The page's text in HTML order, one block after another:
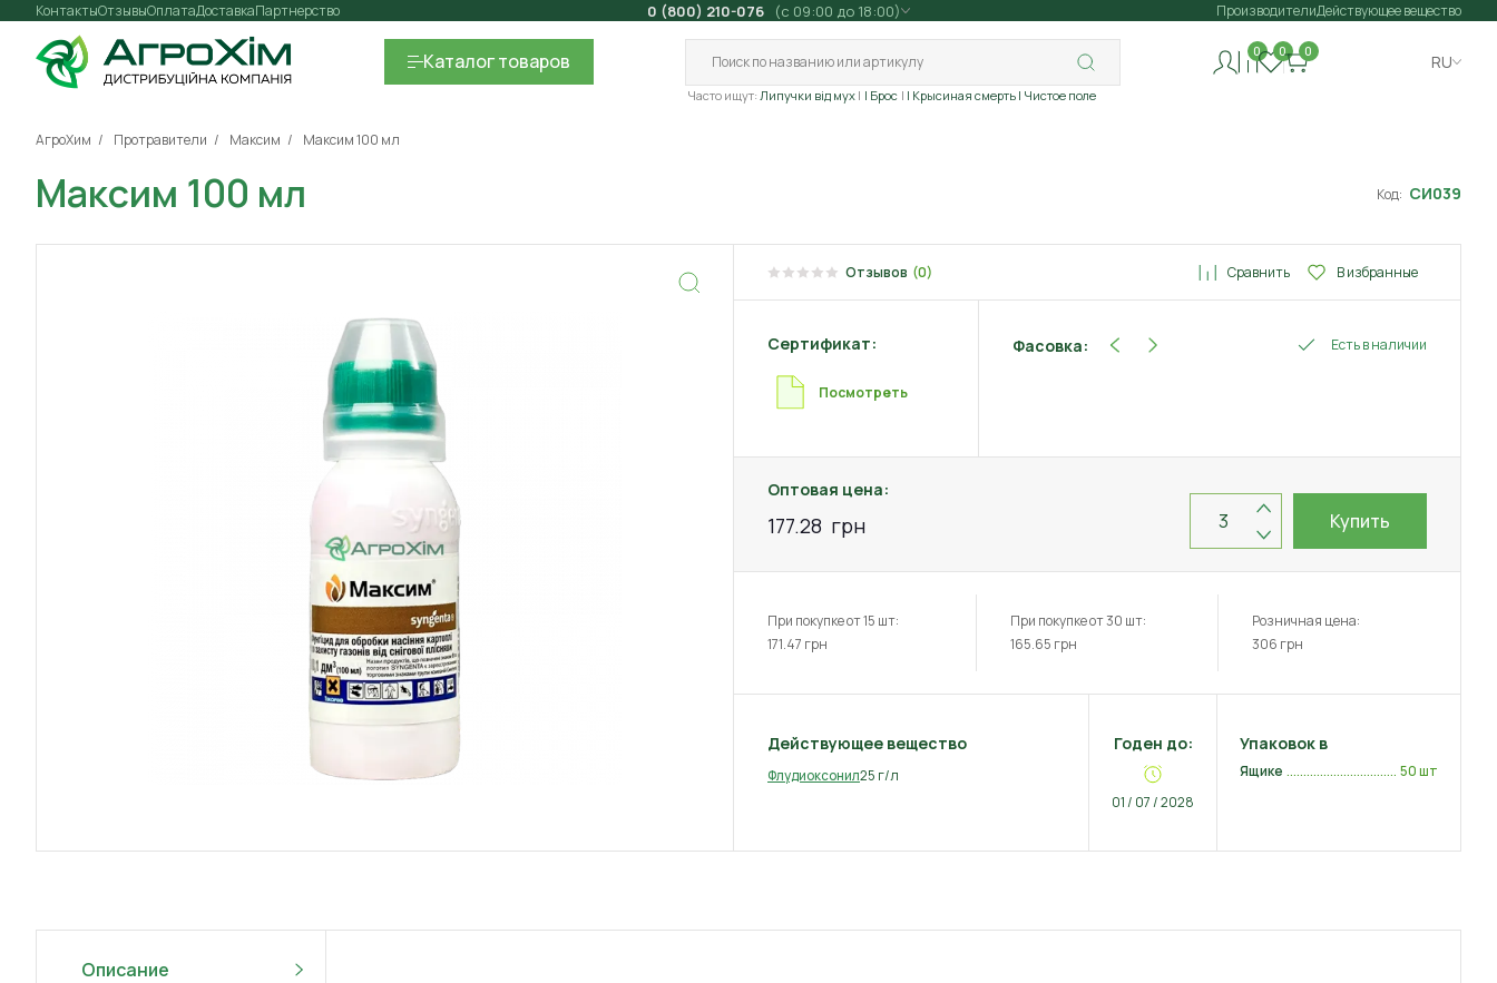
Контакты Оплата
Отзывы ДоставкаПартнерство 0 (800) 210-076 (с 09:00 до 18:00) ПроизводителиДействующее вещество
Каталогтоваров
Часто ищут: Липучки від мух | Брос | Крысиная смерть | Чистое поле
0 0 0
RU
АгроХим Протравители Максим Максим 100 мл
Максим 100 мл Код: СИ039
Отзывов (0) Сравнить В избранные
Сертификат:
Посмотреть
Фасовка: Есть в наличии
Оптовая цена:
177.28 грн Купить
При покупке от 15 шт:
171.47 грн
При покупке от 30 шт:
165.65 грн
Розничная цена:
306 грн
Действующее вещество
Флудиоксонил25 г/л
Годен до:
01 / 07 / 2028
Упаковок в
Ящике 50 шт
Описание